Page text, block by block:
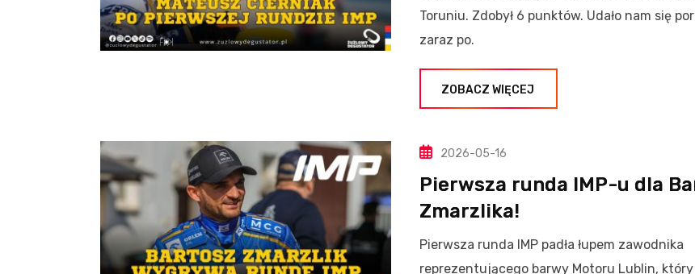
Toruniu. Zdobył 6 punktów. Udało nam się
zaraz po.
ZOBACZ WIĘCEJ
2026-05-16
Pierwsza runda IMP-u dla
Zmarzlika!
Pierwsza runda IMP padła łupem zawodnika
reprezentującego barwy Motoru Lublin, który